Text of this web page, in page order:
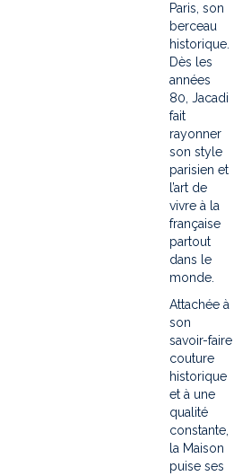
Paris, son
berceau
historique.
Dès les
années
80, Jacadi
fait
rayonner
son style
parisien et
l’art de
vivre à la
française
partout
dans le
monde.
Attachée à
son
savoir-faire
couture
historique
et à une
qualité
constante,
la Maison
puise ses